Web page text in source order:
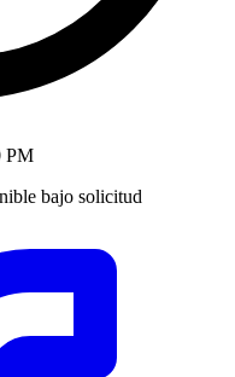
PM
bajo solicitud